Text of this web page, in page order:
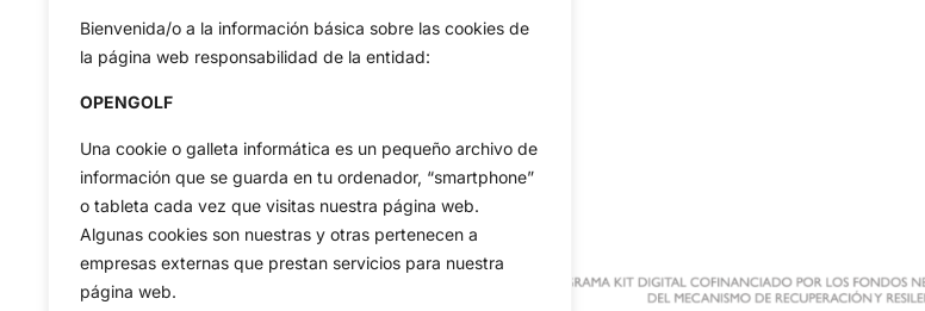
Bienvenida/o a la información básica sobre las cookies de
la página web responsabilidad de la entidad:
OPENGOLF
Una cookie o galleta informática es un pequeño archivo de
información que se guarda en tu ordenador, “smartphone”
o tableta cada vez que visitas nuestra página web.
Algunas cookies son nuestras y otras pertenecen a
empresas externas que prestan servicios para nuestra
página web.